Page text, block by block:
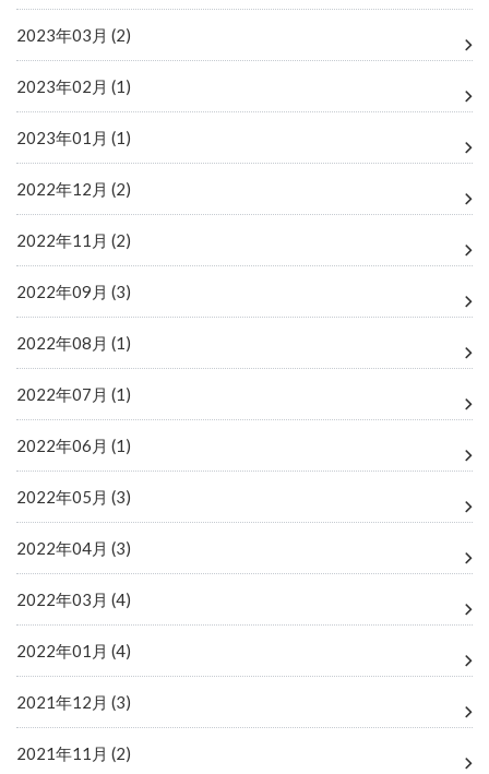
2023年03月 (2)
2023年02月 (1)
2023年01月 (1)
2022年12月 (2)
2022年11月 (2)
2022年09月 (3)
2022年08月 (1)
2022年07月 (1)
2022年06月 (1)
2022年05月 (3)
2022年04月 (3)
2022年03月 (4)
2022年01月 (4)
2021年12月 (3)
2021年11月 (2)